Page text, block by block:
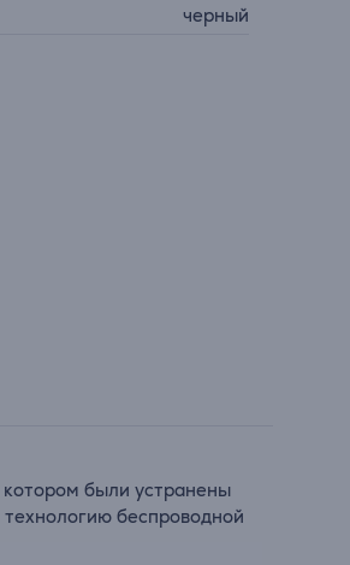
черный
были устранены
беспроводной